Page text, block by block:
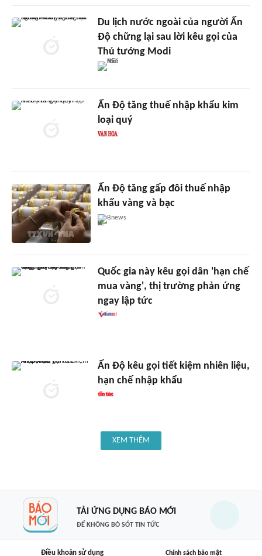
Du lịch nước ngoài của người Ấn
Độ chững lại sau lời kêu gọi của
Thủ tướng Modi
Ấn Độ tăng thuế nhập khẩu kim
loại quý
Ấn Độ tăng gấp đôi thuế nhập
khẩu vàng và bạc
Bnews
Quốc gia này kêu gọi dân 'hạn chế
mua vàng', thị trường phản ứng
ngay lập tức
Ấn Độ kêu gọi tiết kiệm nhiên liệu,
hạn chế nhập khẩu
XEM THÊM
TẢI ỨNG DỤNG BÁO MỚI
ĐỂ KHÔNG BỎ SÓT TIN TỨC
Điều khoản sử dụng Chính sách bảo mật